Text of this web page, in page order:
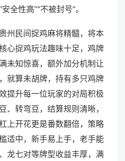
全性高”“不被封号”。
州民间捉鸡麻将精髓，将本
心捉鸡玩法趣味十足，鸡牌
未知惊喜，额外加分机制让
就算未胡牌，持有多只鸡牌
提升每一位玩家的对局积极
、转弯豆，结算规则清晰，
上开花更是番数翻倍，策略
适中，新手易上手，老手能
龙七对等牌型收益丰厚，满